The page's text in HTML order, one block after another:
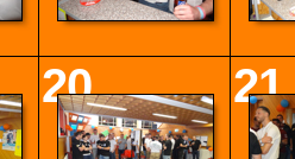
20 21